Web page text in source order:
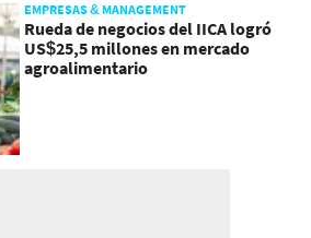
EMPRESAS & MANAGEMENT
Rueda de negocios del IICA logró
US$25,5 millones en mercado
agroalimentario